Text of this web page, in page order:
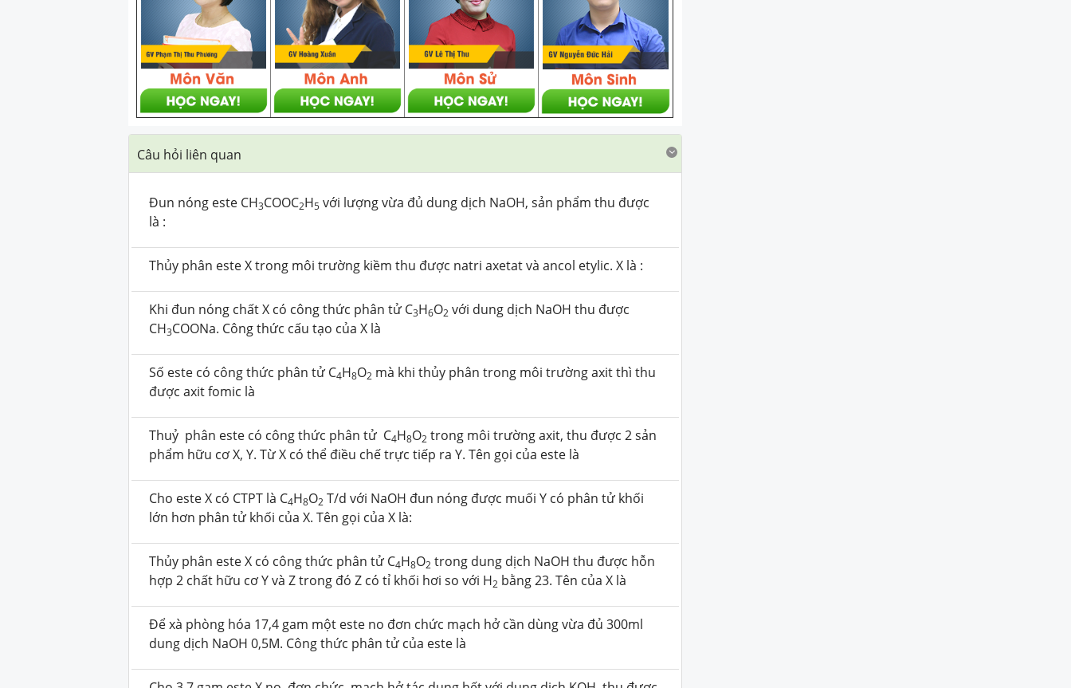
Câu hỏi liên quan
Đun nóng este CH3COOC2H5 với lượng vừa đủ dung dịch NaOH, sản phẩm thu được
là :
Thủy phân este X trong môi trường kiềm thu được natri axetat và ancol etylic. X là :
Khi đun nóng chất X có công thức phân tử C3H6O2 với dung dịch NaOH thu được
CH3COONa. Công thức cấu tạo của X là
Số este có công thức phân tử C4H8O2 mà khi thủy phân trong môi trường axit thì thu
được axit fomic là
Thuỷ phân este có công thức phân tử C4H8O2 trong môi trường axit, thu được 2 sản
phẩm hữu cơ X, Y. Từ X có thể điều chế trực tiếp ra Y. Tên gọi của este là
Cho este X có CTPT là C4H8O2 T/d với NaOH đun nóng được muối Y có phân tử khối
lớn hơn phân tử khối của X. Tên gọi của X là:
Thủy phân este X có công thức phân tử C4H8O2 trong dung dịch NaOH thu được hỗn
hợp 2 chất hữu cơ Y và Z trong đó Z có tỉ khối hơi so với H2 bằng 23. Tên của X là
Để xà phòng hóa 17,4 gam một este no đơn chức mạch hở cần dùng vừa đủ 300ml
dung dịch NaOH 0,5M. Công thức phân tử của este là